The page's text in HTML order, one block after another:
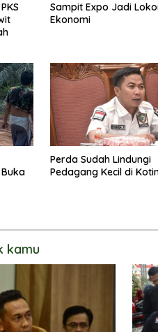
Sampit Expo Jadi
Ekonomi
Perda Sudah Lindungi
Pedagang Kecil di
kamu